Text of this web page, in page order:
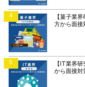
4
【菓子業
方から面接
5
【IT業界
から面接対